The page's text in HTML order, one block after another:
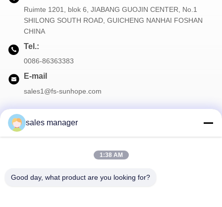
Ruimte 1201, blok 6, JIABANG GUOJIN CENTER, No.1
SHILONG SOUTH ROAD, GUICHENG NANHAI FOSHAN
CHINA
Tel.:
0086-86363383
E-mail
sales1@fs-sunhope.com
sales manager
1:38 AM
Good day, what product are you looking for?